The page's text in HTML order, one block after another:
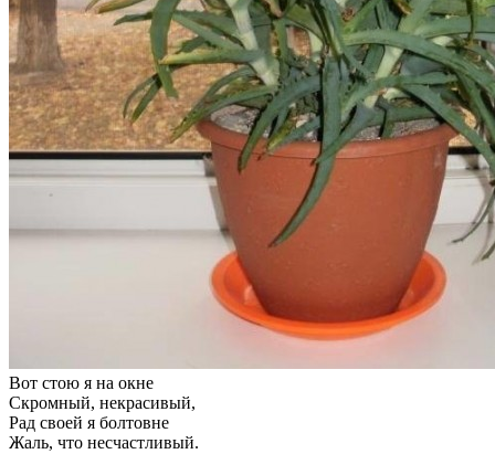
Вот стою я на окне
Скромный, некрасивый,
Рад своей я болтовне
Жаль, что несчастливый.